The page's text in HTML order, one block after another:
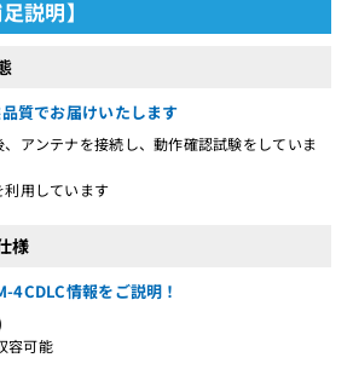
説明】
質でお届けいたします
アンテナを接続し、動作確認試験をしていま
用しています
様
4CDLC情報をご説明！
可能